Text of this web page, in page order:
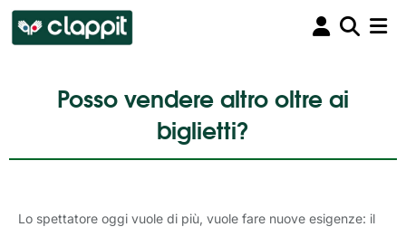
Posso vendere altro oltre ai
biglietti?
Lo spettatore oggi vuole di più, vuole fare nuove esigenze: il